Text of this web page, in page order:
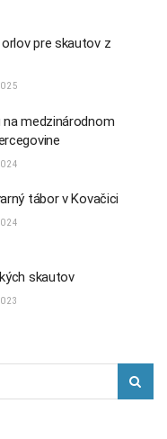
pre skautov z
medzinárodnom
tábor v Kovačici
skautov